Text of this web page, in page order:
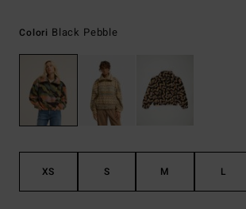
Colori Black Pebble
XS S M L